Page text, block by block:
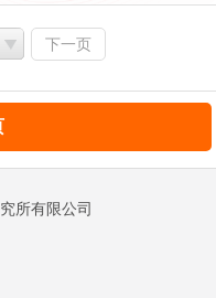
下一页
所有限公司